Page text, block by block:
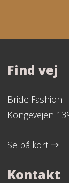
Find vej
Bride Fashion
Kongevejen
Se på kort
Kontakt